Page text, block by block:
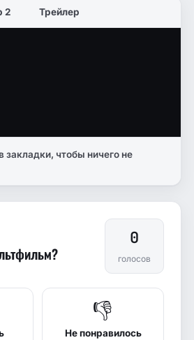
2 Трейлер
закладки, чтобы ничего не
0
голосов
👎
Не понравилось